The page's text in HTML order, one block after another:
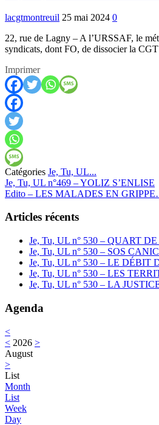
lacgtmontreuil 25 mai 2024 0
22, rue de Lagny – A l’URSSAF, le
syndicats, dont FO, de dissocier la
Imprimer
Catégories Je, Tu, UL...
Previous:
Je, Tu, UL n°469 – YOLIZ S’ENLISE
Next:
Edito – LES MALADES EN
Articles récents
Je, Tu, UL n° 530 – QUART
Je, Tu, UL n° 530 – SOS
Je, Tu, UL n° 530 – LE DÉBIT
Je, Tu, UL n° 530 – LES
Je, Tu, UL n° 530 – LA
Agenda
<
< 2026 >
August
>
List
Month
List
Week
Day